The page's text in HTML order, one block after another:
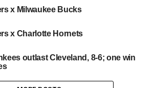
x Milwaukee Bucks
x Charlotte Hornets
outlast Cleveland, 8-6; one win